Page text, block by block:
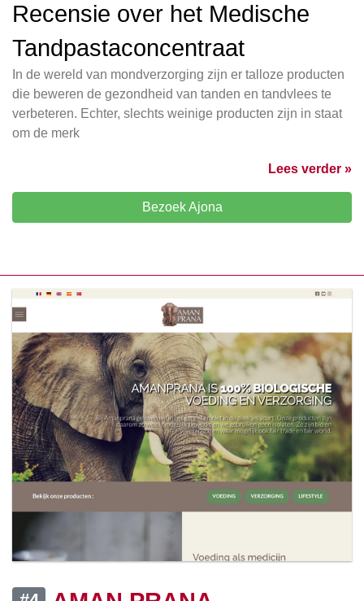
Recensie over het Medische
Tandpastaconcentraat
In de wereld van mondverzorging zijn er talloze producten
die beweren de gezondheid van tanden en tandvlees te
verbeteren. Echter, slechts weinige producten zijn in staat
om de merk
Lees verder »
Bezoek Ajona